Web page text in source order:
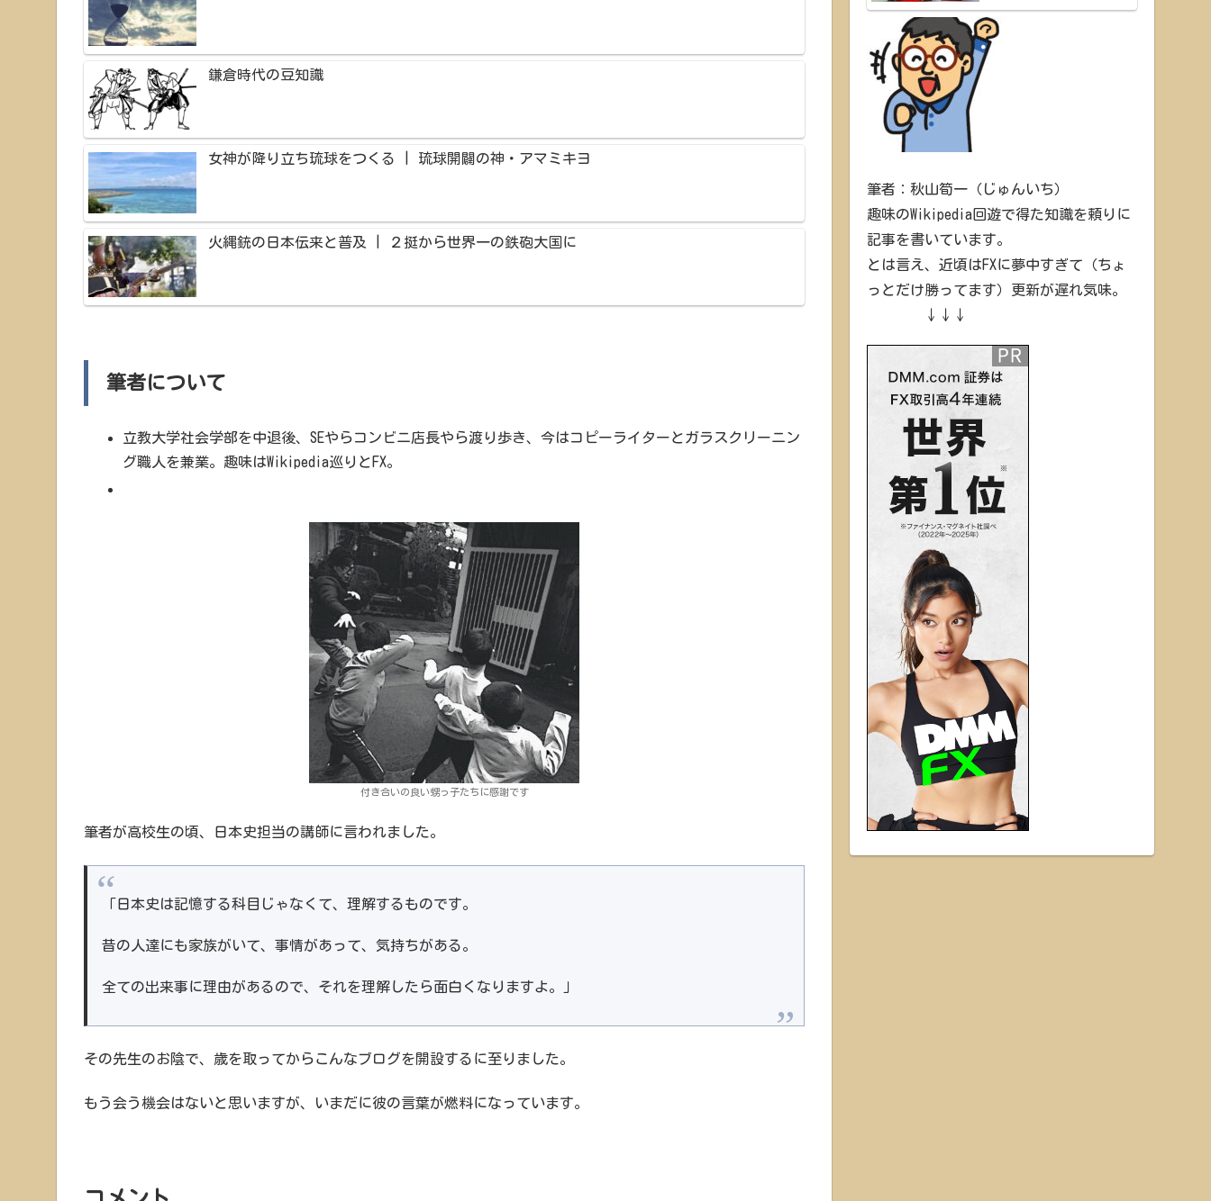
鎌倉時代の豆知識
女神が降り立ち琉球をつくる | 琉球開闢の神・アマミキヨ
火縄銃の日本伝来と普及 | ２挺から世界一の鉄砲大国に
筆者について
立教大学社会学部を中退後、SEやらコンビニ店長やら渡り歩き、今はコピーライターとガラスクリーニン
グ職人を兼業。趣味はWikipedia巡りとFX。
付き合いの良い甥っ子たちに感謝です
筆者が高校生の頃、日本史担当の講師に言われました。
「日本史は記憶する科目じゃなくて、理解するものです。
昔の人達にも家族がいて、事情があって、気持ちがある。
全ての出来事に理由があるので、それを理解したら面白くなりますよ。」
その先生のお陰で、歳を取ってからこんなブログを開設するに至りました。
もう会う機会はないと思いますが、いまだに彼の言葉が燃料になっています。
筆者：秋山筍一（じゅんいち）
趣味のWikipedia回遊で得た知識を頼りに
記事を書いています。
とは言え、近頃はFXに夢中すぎて（ちょ
っとだけ勝ってます）更新が遅れ気味。
↓↓↓